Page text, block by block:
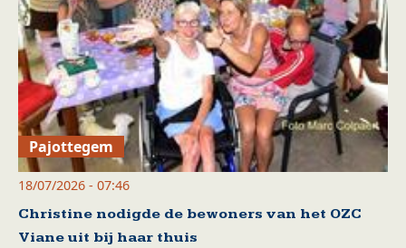
Pajottegem
18/07/2026 - 07:46
Christine nodigde de bewoners van het OZC
Viane uit bij haar thuis